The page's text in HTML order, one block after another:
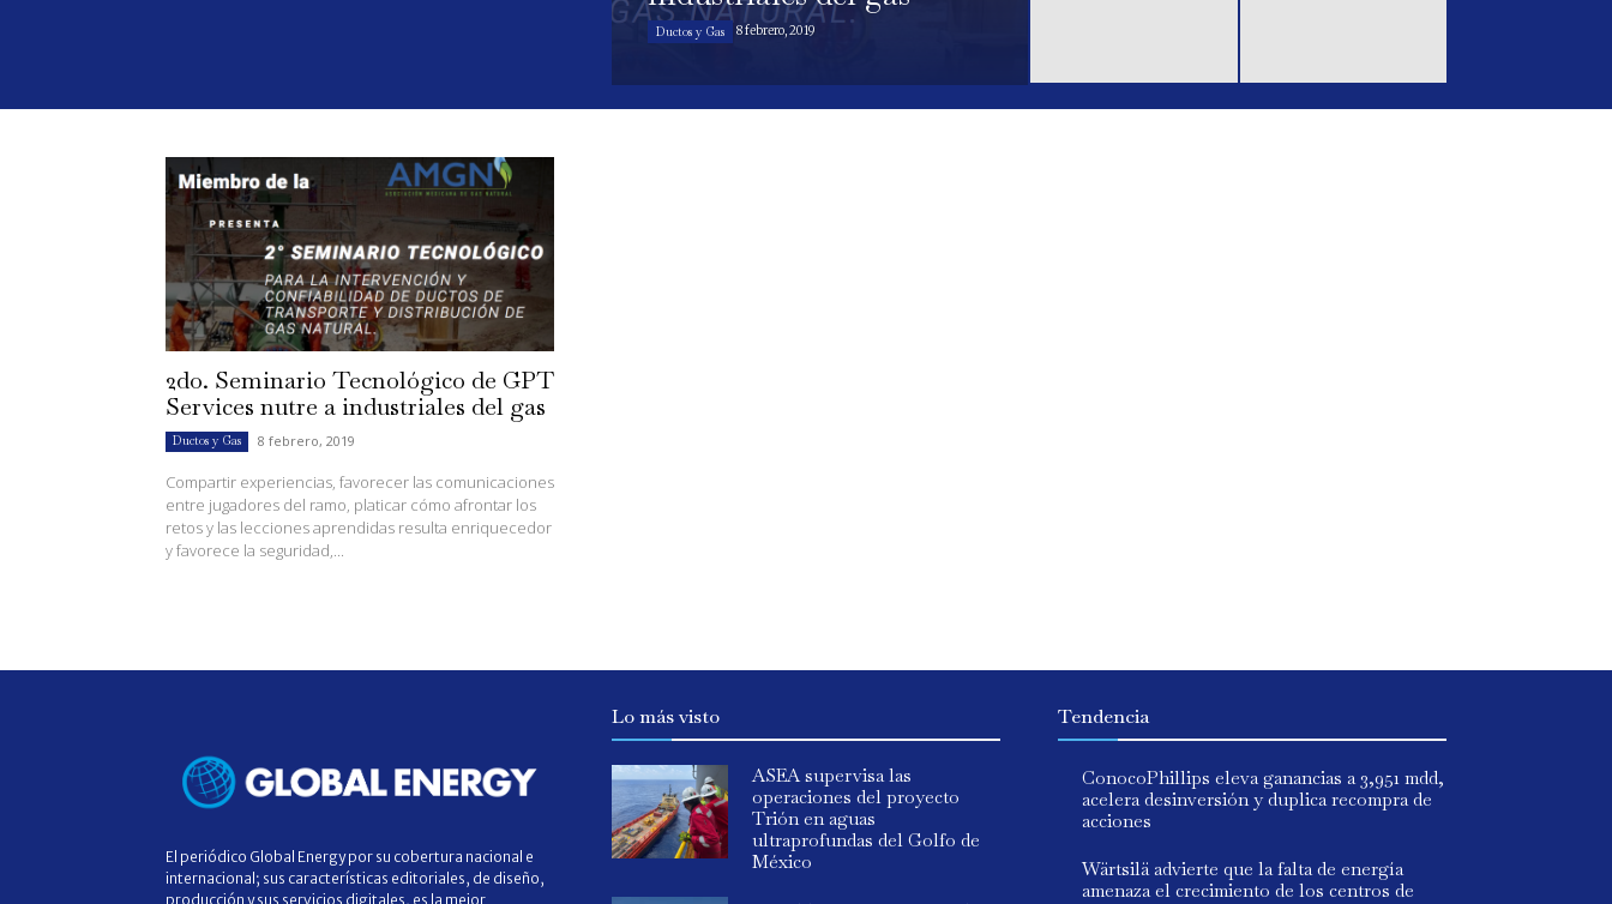
Ductos y Gas 8 febrero, 2019
2do. Seminario Tecnológico de GPT
Services nutre a industriales del gas
Ductos y Gas 8 febrero, 2019
Compartir experiencias, favorecer las comunicaciones
entre jugadores del ramo, platicar cómo afrontar los
retos y las lecciones aprendidas resulta enriquecedor
y favorece la seguridad,...
El periódico Global Energy por su cobertura nacional e
internacional; sus características editoriales, de diseño,
producción y sus servicios digitales, es la mejor
Lo más visto
ASEA supervisa las
operaciones del proyecto
Trión en aguas
ultraprofundas del Golfo de
México
Tendencia
ConocoPhillips eleva ganancias a 3,951 mdd,
acelera desinversión y duplica recompra de
acciones
Wärtsilä advierte que la falta de energía
amenaza el crecimiento de los centros de